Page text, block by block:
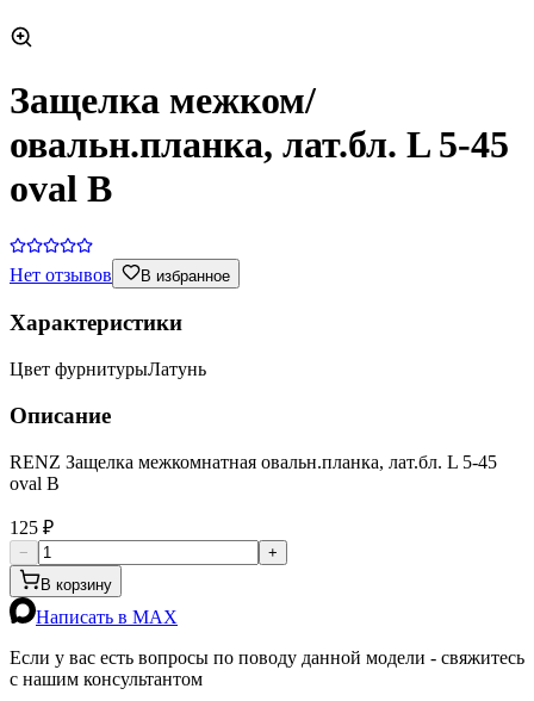
Защелка межком/
овальн.планка, лат.бл. L 5-45
oval B
Нет отзывов В избранное
Характеристики
Цвет фурнитурыЛатунь
Описание
RENZ Защелка межкомнатная овальн.планка, лат.бл. L 5-45
oval B
125 ₽
−
+
В корзину
Написать в MAX
Если у вас есть вопросы по поводу данной модели - свяжитесь
с нашим консультантом